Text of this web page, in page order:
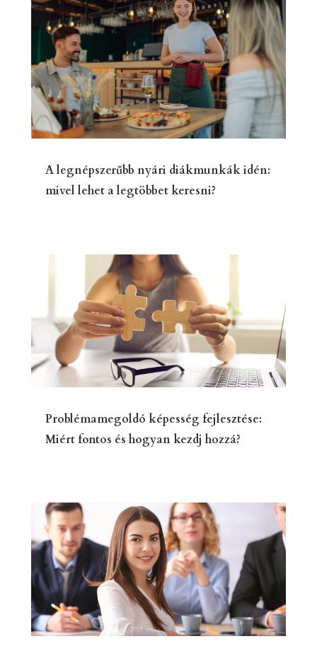
A legnépszerűbb nyári diákmunkák idén:
mivel lehet a legtöbbet keresni?
Problémamegoldó képesség fejlesztése:
Miért fontos és hogyan kezdj hozzá?